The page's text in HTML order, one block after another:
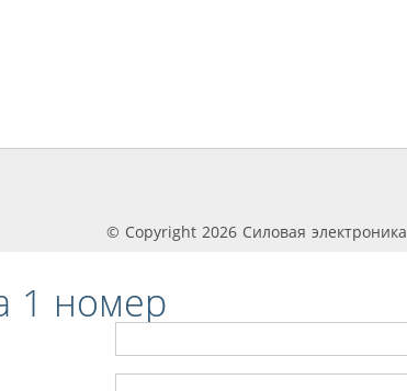
© Copyright 2026 Силовая электроника
1 номер